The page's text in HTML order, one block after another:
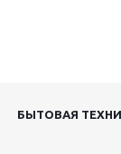
БЫТОВАЯ